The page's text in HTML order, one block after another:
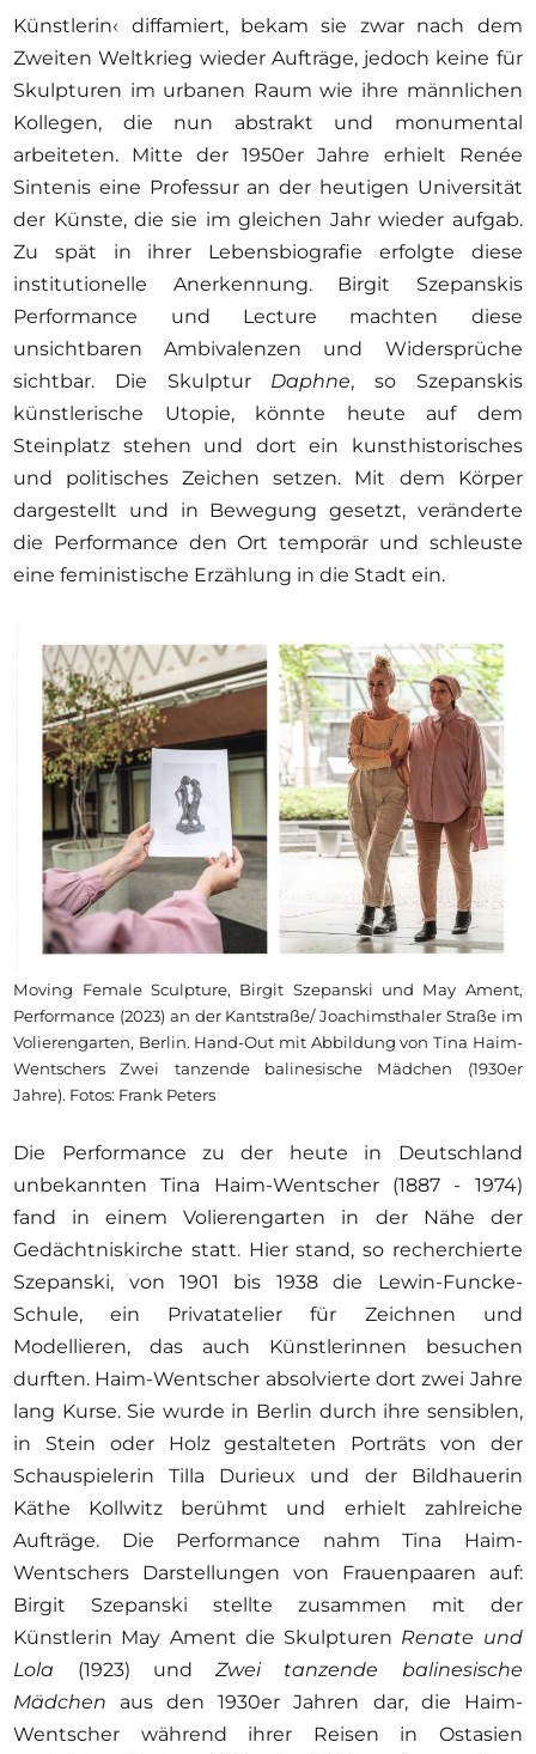
Künstlerin‹ diffamiert, bekam sie zwar nach dem
Zweiten Weltkrieg wieder Aufträge, jedoch keine für
Skulpturen im urbanen Raum wie ihre männlichen
Kollegen, die nun abstrakt und monumental
arbeiteten. Mitte der 1950er Jahre erhielt Renée
Sintenis eine Professur an der heutigen Universität
der Künste, die sie im gleichen Jahr wieder aufgab.
Zu spät in ihrer Lebensbiografie erfolgte diese
institutionelle Anerkennung. Birgit Szepanskis
Performance und Lecture machten diese
unsichtbaren Ambivalenzen und Widersprüche
sichtbar. Die Skulptur Daphne, so Szepanskis
künstlerische Utopie, könnte heute auf dem
Steinplatz stehen und dort ein kunsthistorisches
und politisches Zeichen setzen. Mit dem Körper
dargestellt und in Bewegung gesetzt, veränderte
die Performance den Ort temporär und schleuste
eine feministische Erzählung in die Stadt ein.
Moving Female Sculpture, Birgit Szepanski und May Ament,
Performance (2023) an der Kantstraße/ Joachimsthaler Straße im
Volierengarten, Berlin. Hand-Out mit Abbildung von Tina Haim-
Wentschers Zwei tanzende balinesische Mädchen (1930er
Jahre). Fotos: Frank Peters
Die Performance zu der heute in Deutschland
unbekannten Tina Haim-Wentscher (1887 - 1974)
fand in einem Volierengarten in der Nähe der
Gedächtniskirche statt. Hier stand, so recherchierte
Szepanski, von 1901 bis 1938 die Lewin-Funcke-
Schule, ein Privatatelier für Zeichnen und
Modellieren, das auch Künstlerinnen besuchen
durften. Haim-Wentscher absolvierte dort zwei Jahre
lang Kurse. Sie wurde in Berlin durch ihre sensiblen,
in Stein oder Holz gestalteten Porträts von der
Schauspielerin Tilla Durieux und der Bildhauerin
Käthe Kollwitz berühmt und erhielt zahlreiche
Aufträge. Die Performance nahm Tina Haim-
Wentschers Darstellungen von Frauenpaaren auf:
Birgit Szepanski stellte zusammen mit der
Künstlerin May Ament die Skulpturen Renate und
Lola (1923) undZwei tanzende balinesische
Mädchen aus den 1930er Jahren dar, die Haim-
Wentscher während ihrer Reisen in Ostasien